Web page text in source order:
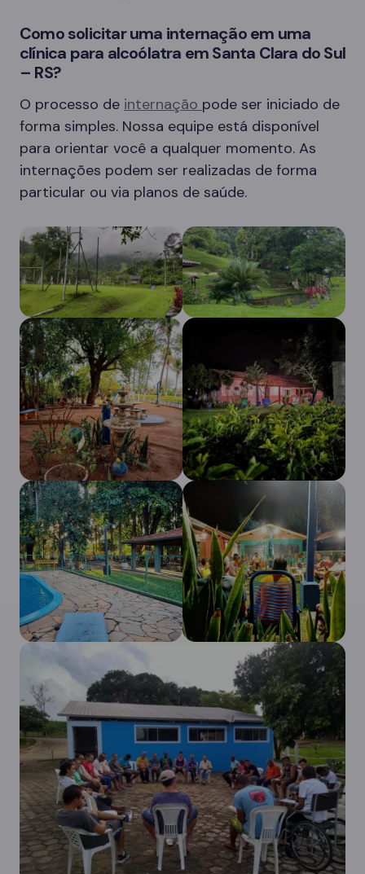
Como solicitar uma internação em uma
clínica para alcoólatra em Santa Clara do Sul
– RS?
O processo de internação pode ser iniciado de
forma simples. Nossa equipe está disponível
para orientar você a qualquer momento. As
internações podem ser realizadas de forma
particular ou via planos de saúde.